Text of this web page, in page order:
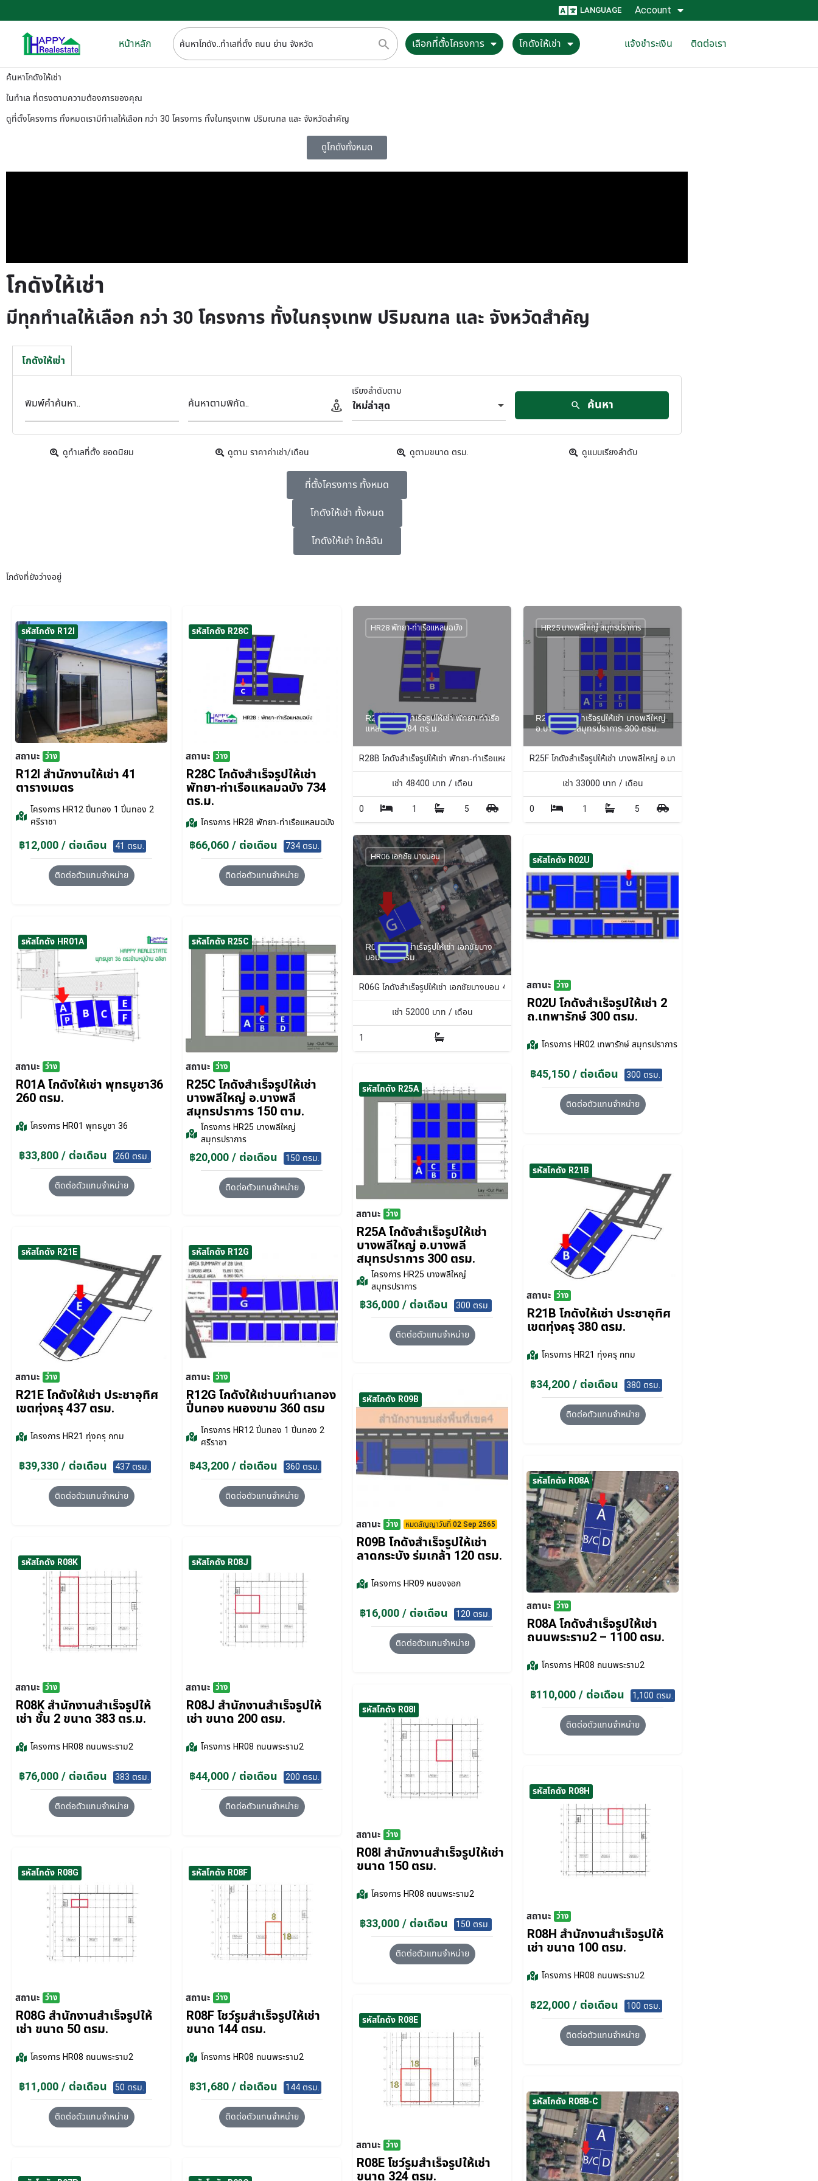
LANGUAGE Account
หน้าหลัก เลือกที่ตั้งโครงการ โกดังให้เช่า แจ้งชำระเงิน ติดต่อเรา
ค้นหาโกดังให้เช่า
ในทำเล ที่ตรงตามความต้องการของคุณ
ดูที่ตั้งโครงการ ทั้งหมดเรามีทำเลให้เลือก กว่า 30 โครงการ ทั้งในกรุงเทพ ปริมณฑล และ จังหวัดสำคัญ
ดูโกดังทั้งหมด
โกดังให้เช่า
มีทุกทำเลให้เลือก กว่า 30 โครงการ ทั้งในกรุงเทพ ปริมณฑล และ จังหวัดสำคัญ
โกดังให้เช่า
พิมพ์คำค้นหา.. ค้นหาตามพิกัด.. ใหม่ล่าสุด
เรียงลำดับตาม
ค้นหา
ดูทำเลที่ตั้ง ยอดนิยม ดูตาม ราคาค่าเช่า/เดือน ดูตามขนาด ตรม. ดูแบบเรียงลำดับ
ที่ตั้งโครงการ ทั้งหมด
โกดังให้เช่า ทั้งหมด
โกดังให้เช่า ใกล้ฉัน
โกดังที่ยังว่างอยู่
รหัสโกดัง R12I
สถานะ ว่าง
R12I สำนักงานให้เช่า 41
ตารางเมตร
โครงการHR12 ปิ่นทอง 1 ปิ่นทอง 2
ศรีราชา
฿12,000 / ต่อเดือน 41 ตรม.
ติดต่อตัวแทนจำหน่าย
รหัสโกดัง R28C
สถานะ ว่าง
R28C โกดังสำเร็จรูปให้เช่า
พัทยา-ท่าเรือแหลมฉบัง 734
ตร.ม.
โครงการHR28 พัทยา-ท่าเรือแหลมฉบัง
฿66,060 / ต่อเดือน 734 ตรม.
ติดต่อตัวแทนจำหน่าย
R28B โกดังสำเร็จรูปให้เช่า พัทยา-ท่าเรือ
แหลมฉบัง 484 ตร.ม.
HR28 พัทยา-ท่าเรือแหลมฉบัง
R28B โกดังสำเร็จรูปให้เช่า พัทยา-ท่าเรือแหลมฉบัง 484 ตร.ม.
เช่า 48400 บาท / เดือน
0
1 5
R25F โกดังสำเร็จรูปให้เช่า บางพลีใหญ่
อ.บางพลี จ.สมุทรปราการ 300 ตรม.
HR25 บางพลีใหญ่ สมุทรปราการ
R25F โกดังสำเร็จรูปให้เช่า บางพลีใหญ่ อ.บางพลี จ.สมุทรปราการ 300 ตรม.
เช่า 33000 บาท / เดือน
0
1 5
R06G โกดังสำเร็จรูปให้เช่า เอกชัยบาง
บอน 400 ตรม.
HR06 เอกชัย บางบอน
R06G โกดังสำเร็จรูปให้เช่า เอกชัยบางบอน 400 ตรม.
เช่า 52000 บาท / เดือน
1
รหัสโกดัง R02U
สถานะ ว่าง
R02U โกดังสำเร็จรูปให้เช่า 2
ถ.เทพารักษ์ 300 ตรม.
โครงการHR02 เทพารักษ์ สมุทรปราการ
฿45,150 / ต่อเดือน 300 ตรม.
ติดต่อตัวแทนจำหน่าย
รหัสโกดัง HR01A
สถานะ ว่าง
R01A โกดังให้เช่า พุทธบูชา36
260 ตรม.
โครงการHR01 พุทธบูชา 36
฿33,800 / ต่อเดือน 260 ตรม.
ติดต่อตัวแทนจำหน่าย
รหัสโกดัง R25C
สถานะ ว่าง
R25C โกดังสำเร็จรูปให้เช่า
บางพลีใหญ่ อ.บางพลี
สมุทรปราการ 150 ตาม.
โครงการHR25 บางพลีใหญ่
สมุทรปราการ
฿20,000 / ต่อเดือน 150 ตรม.
ติดต่อตัวแทนจำหน่าย
รหัสโกดัง R25A
สถานะ ว่าง
R25A โกดังสำเร็จรูปให้เช่า
บางพลีใหญ่ อ.บางพลี
สมุทรปราการ 300 ตรม.
โครงการHR25 บางพลีใหญ่
สมุทรปราการ
฿36,000 / ต่อเดือน 300 ตรม.
ติดต่อตัวแทนจำหน่าย
รหัสโกดัง R21B
สถานะ ว่าง
R21B โกดังให้เช่า ประชาอุทิศ
เขตทุ่งครุ 380 ตรม.
โครงการHR21 ทุ่งครุ กทม
฿34,200 / ต่อเดือน 380 ตรม.
ติดต่อตัวแทนจำหน่าย
รหัสโกดัง R21E
สถานะ ว่าง
R21E โกดังให้เช่า ประชาอุทิศ
เขตทุ่งครุ 437 ตรม.
โครงการHR21 ทุ่งครุ กทม
฿39,330 / ต่อเดือน 437 ตรม.
ติดต่อตัวแทนจำหน่าย
รหัสโกดัง R12G
สถานะ ว่าง
R12G โกดังให้เช่าบนทำเลทอง
ปิ่นทอง หนองขาม 360 ตรม
โครงการHR12 ปิ่นทอง 1 ปิ่นทอง 2
ศรีราชา
฿43,200 / ต่อเดือน 360 ตรม.
ติดต่อตัวแทนจำหน่าย
รหัสโกดัง R09B
สถานะ ว่าง หมดสัญญาวันที่ 02 Sep 2565
R09B โกดังสำเร็จรูปให้เช่า
ลาดกระบัง​ ร่มเกล้า 120 ตรม.
โครงการHR09 หนองจอก
฿16,000 / ต่อเดือน 120 ตรม.
ติดต่อตัวแทนจำหน่าย
รหัสโกดัง R08A
สถานะ ว่าง
R08A โกดังสำเร็จรูปให้เช่า
ถนนพระราม2 – 1100 ตรม.
โครงการHR08 ถนนพระราม2
฿110,000 / ต่อเดือน 1,100 ตรม.
ติดต่อตัวแทนจำหน่าย
รหัสโกดัง R08K
สถานะ ว่าง
R08K สำนักงานสำเร็จรูปให้
เช่า ชั้น 2 ขนาด 383 ตร.ม.
โครงการHR08 ถนนพระราม2
฿76,000 / ต่อเดือน 383 ตรม.
ติดต่อตัวแทนจำหน่าย
รหัสโกดัง R08J
สถานะ ว่าง
R08J สำนักงานสำเร็จรูปให้
เช่า ขนาด 200 ตรม.
โครงการHR08 ถนนพระราม2
฿44,000 / ต่อเดือน 200 ตรม.
ติดต่อตัวแทนจำหน่าย
รหัสโกดัง R08I
สถานะ ว่าง
R08I สำนักงานสำเร็จรูปให้เช่า
ขนาด 150 ตรม.
โครงการHR08 ถนนพระราม2
฿33,000 / ต่อเดือน 150 ตรม.
ติดต่อตัวแทนจำหน่าย
รหัสโกดัง R08H
สถานะ ว่าง
R08H สำนักงานสำเร็จรูปให้
เช่า ขนาด 100 ตรม.
โครงการHR08 ถนนพระราม2
฿22,000 / ต่อเดือน 100 ตรม.
ติดต่อตัวแทนจำหน่าย
รหัสโกดัง R08G
สถานะ ว่าง
R08G สำนักงานสำเร็จรูปให้
เช่า ขนาด 50 ตรม.
โครงการHR08 ถนนพระราม2
฿11,000 / ต่อเดือน 50 ตรม.
ติดต่อตัวแทนจำหน่าย
รหัสโกดัง R08F
สถานะ ว่าง
R08F โชว์รูมสำเร็จรูปให้เช่า
ขนาด 144 ตรม.
โครงการHR08 ถนนพระราม2
฿31,680 / ต่อเดือน 144 ตรม.
ติดต่อตัวแทนจำหน่าย
รหัสโกดัง R08E
สถานะ ว่าง
R08E โชว์รูมสำเร็จรูปให้เช่า
ขนาด 324 ตรม.
รหัสโกดัง R08B-C